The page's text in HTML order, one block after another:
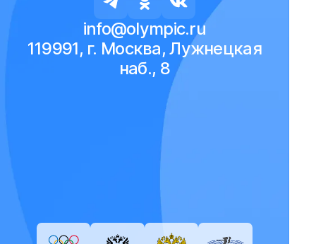
info@olympic.ru
119991, г. Москва, Лужнецкая
наб., 8